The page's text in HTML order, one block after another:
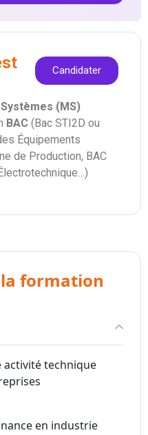
Candidater
(MS)
BAC (Bac STI2D ou
Équipements
de Production, BAC
formation
activité technique
en industrie